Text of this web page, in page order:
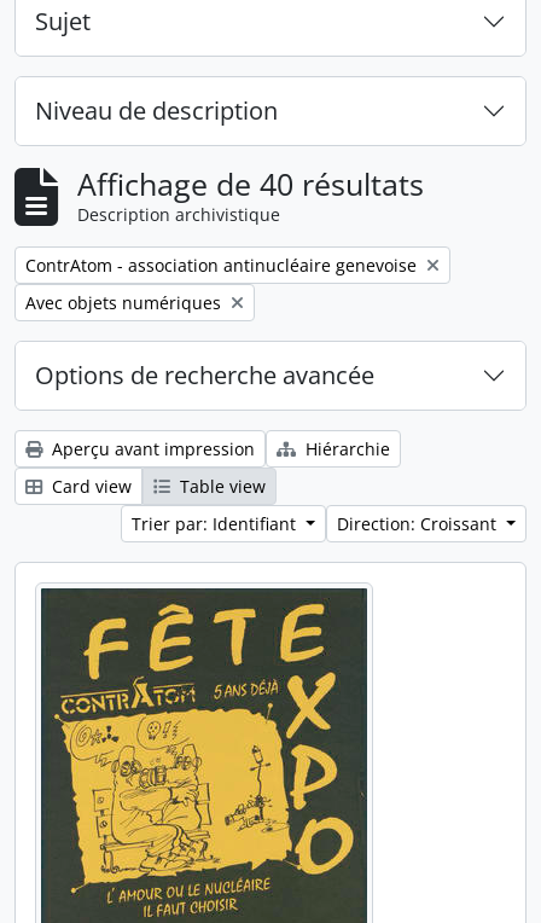
Sujet
Niveau de description
Affichage de 40 résultats
Description archivistique
Remove filter:
ContrAtom - association antinucléaire genevoise
Remove filter:
Avec objets numériques
Options de recherche avancée
Aperçu avant impression
Hiérarchie
Card view
Table view
Trier par: Identifiant
Direction: Croissant